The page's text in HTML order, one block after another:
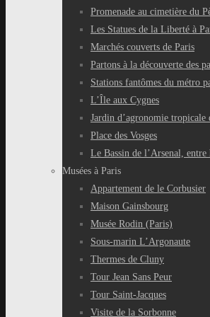
Promenade au cimetière du
Les Statues de la Liberté à
Marchés couverts de Paris
Partons à la découverte des
Stations fantômes du métro
L’Île aux Cygnes
Jardin d’agronomie tropicale
Place des Vosges
Le Bassin de l’Arsenal, entre
Musées à Paris
Appartement de le Corbusier
Maison Gainsbourg
Musée Rodin (Paris)
Sous-marin L’Argonaute
Thermes de Cluny
Tour Jean Sans Peur
Tour Saint-Jacques
Visite de la Sorbonne